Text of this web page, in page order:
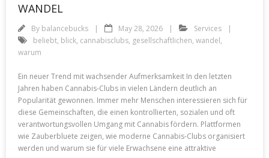
WANDEL
By balancebucks May 28, 2026
Services
beliebt, blick, cannabisclubs, gesellschaftlichen, wandel,
warum
Ein neuer Trend mit wachsender Aufmerksamkeit In den letzten
Jahren haben Cannabis-Clubs in vielen Ländern deutlich an
Popularität gewonnen. Immer mehr Menschen interessieren sich für
diese Gemeinschaften, die einen kontrollierten, sozialen und oft
verantwortungsvollen Umgang mit Cannabis fördern. Plattformen
wie Zauberbluete zeigen, wie moderne Cannabis-Clubs organisiert
werden und warum sie für viele Erwachsene eine attraktive